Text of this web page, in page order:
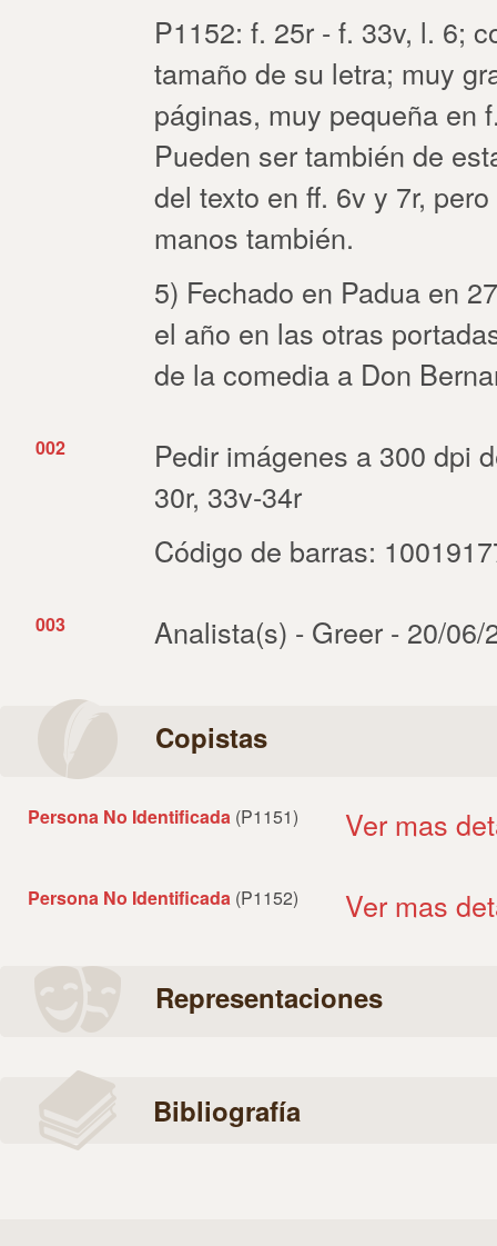
P1152: f. 25r - f. 33v, l. 6;
tamaño de su letra; muy
páginas, muy pequeña en
Pueden ser también de
del texto en ff. 6v y 7r,
manos también.
5) Fechado en Padua en
el año en las otras
de la comedia a Don
002
Pedir imágenes a 300 dpi
30r, 33v-34r
Código de barras:
003 Analista(s) - Greer - 20/06/
Copistas
Persona No Identificada (P1151) Ver mas
Persona No Identificada (P1152) Ver mas
Representaciones
Bibliografía